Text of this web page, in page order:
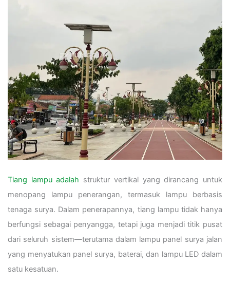
Tiang lampu adalah struktur vertikal yang dirancang untuk
menopang lampu penerangan, termasuk lampu berbasis
tenaga surya. Dalam penerapannya, tiang lampu tidak hanya
berfungsi sebagai penyangga, tetapi juga menjadi titik pusat
dari seluruh sistem—terutama dalam lampu panel surya jalan
yang menyatukan panel surya, baterai, dan lampu LED dalam
satu kesatuan.